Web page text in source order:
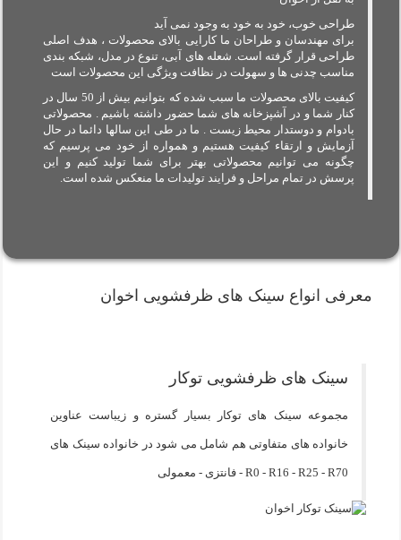
طراحی خوب، خود به خود به وجود نمی آید
برای مهندسان و طراحان ما کارایی بالای محصولات ، هدف اصلی
طراحی قرار گرفته است. شعله های آبی، تنوع در مدل، شبکه بندی
مناسب چدنی ها و سهولت در نظافت ویژگی این محصولات است
کیفیت بالای محصولات ما سبب شده که بتوانیم بیش از 50 سال در
کنار شما و در آشپزخانه های شما حضور داشته باشیم . محصولاتی
بادوام و دوستدار محیط زیست . ما در طی این سالها دائما در حال
آزمایش و ارتقاء کیفیت هستیم و همواره از خود می پرسیم که
چگونه می توانیم محصولاتی بهتر برای شما تولید کنیم و این
پرسش در تمام مراحل و فرایند تولیدات ما منعکس شده است.
معرفی انواع سینک های ظرفشویی اخوان
سینک های ظرفشویی توکار
مجموعه سینک های توکار بسیار گستره و زیباست عناوین
خانواده های متفاوتی هم شامل می شود در خانواده سینک های
R0 - R16 - R25 - R70 - فانتزی - معمولی